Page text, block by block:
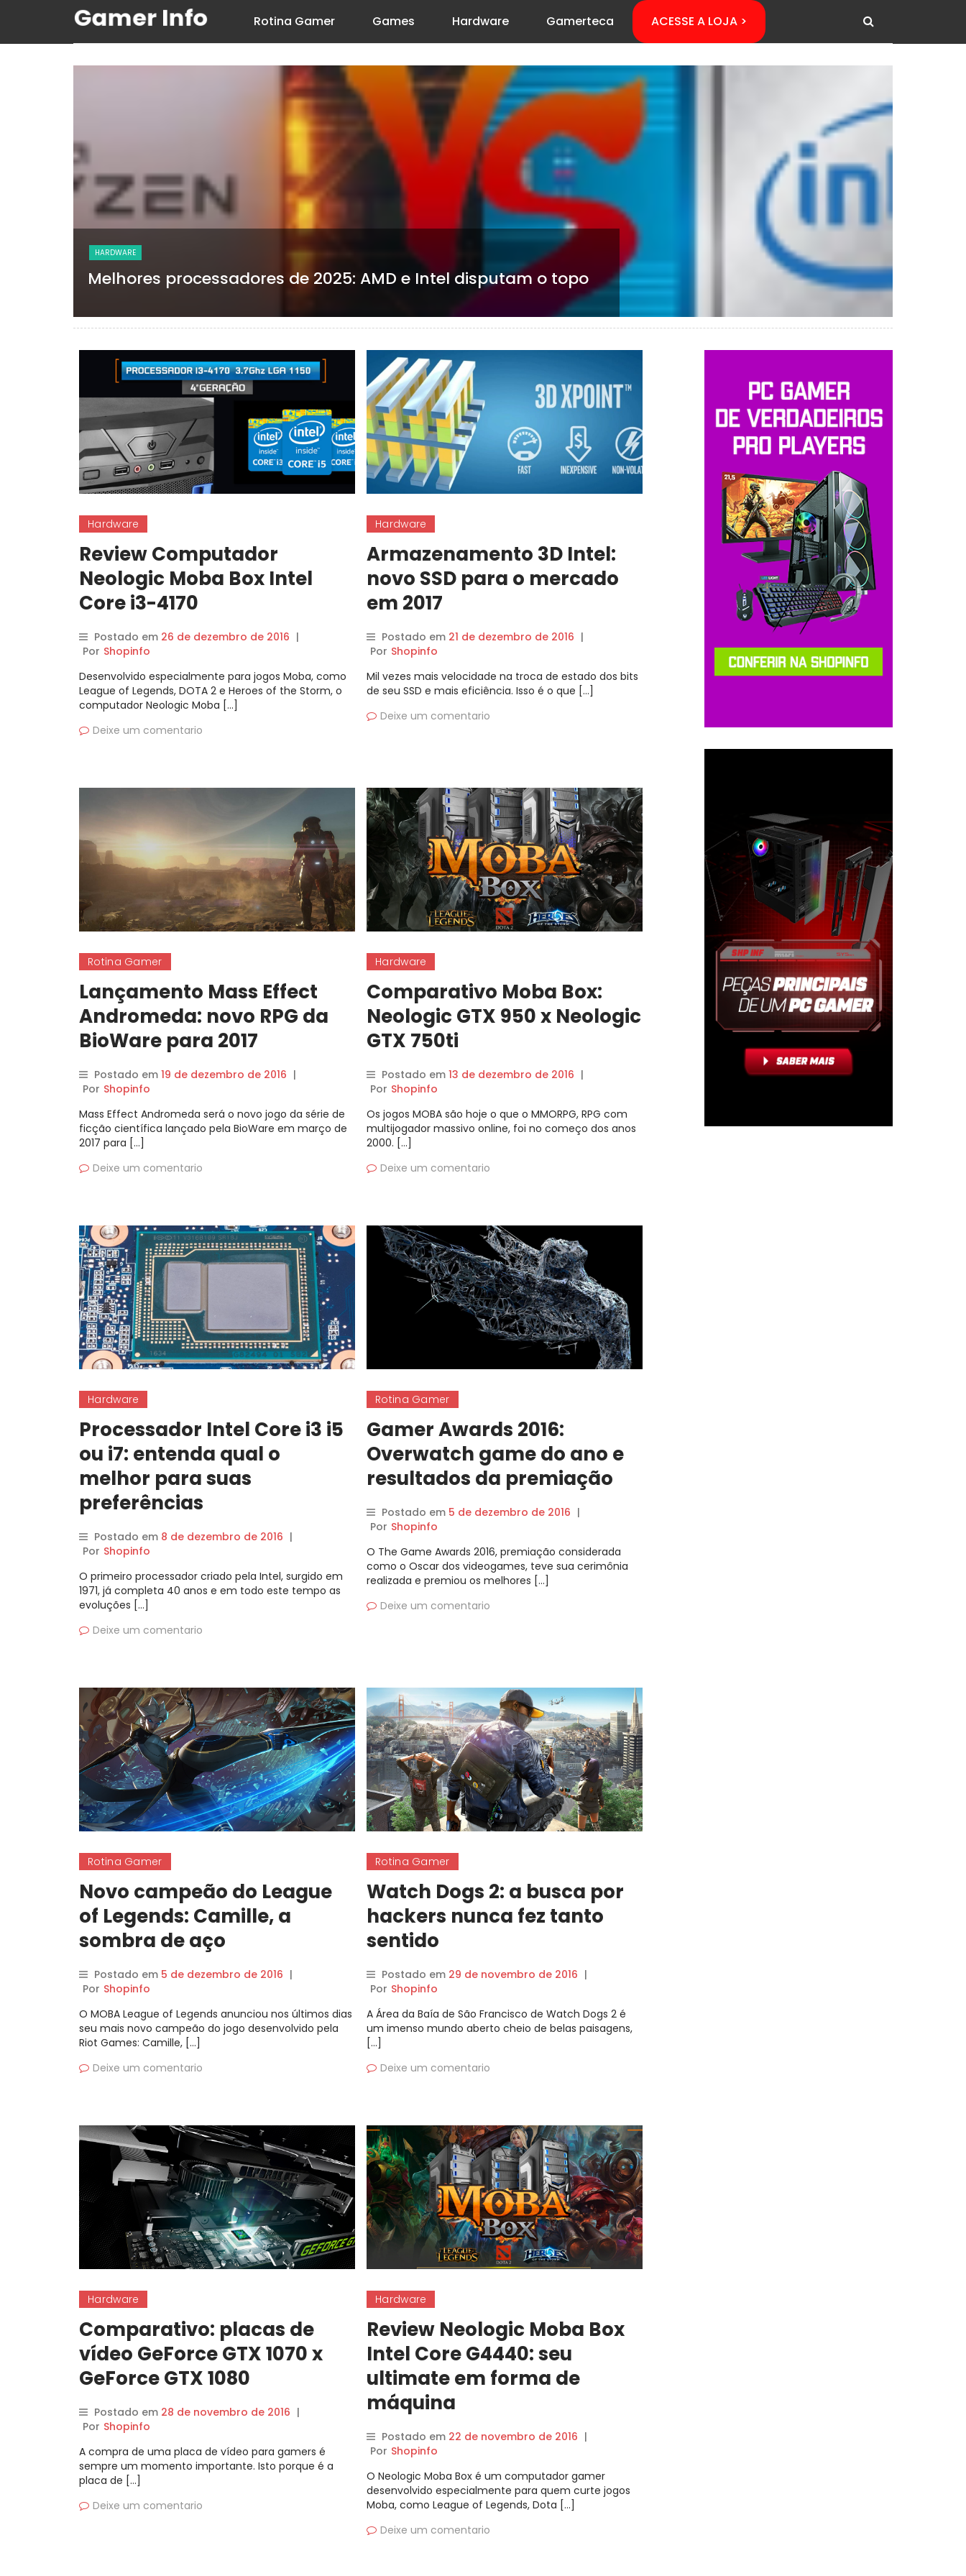
Rotina Gamer Games Hardware Gamerteca ACESSE A LOJA >
HARDWARE
Melhores processadores de 2025: AMD e Intel disputam o topo
Hardware
Review Computador
Neologic Moba Box Intel
Core i3-4170
Postado em 26 de dezembro de 2016 |
Por Shopinfo
Desenvolvido especialmente para jogos Moba, como
League of Legends, DOTA 2 e Heroes of the Storm, o
computador Neologic Moba […]
Deixe um comentario
Hardware
Armazenamento 3D Intel:
novo SSD para o mercado
em 2017
Postado em 21 de dezembro de 2016 |
Por Shopinfo
Mil vezes mais velocidade na troca de estado dos bits
de seu SSD e mais eficiência. Isso é o que […]
Deixe um comentario
Rotina Gamer
Lançamento Mass Effect
Andromeda: novo RPG da
BioWare para 2017
Postado em 19 de dezembro de 2016 |
Por Shopinfo
Mass Effect Andromeda será o novo jogo da série de
ficção científica lançado pela BioWare em março de
2017 para […]
Deixe um comentario
Hardware
Comparativo Moba Box:
Neologic GTX 950 x Neologic
GTX 750ti
Postado em 13 de dezembro de 2016 |
Por Shopinfo
Os jogos MOBA são hoje o que o MMORPG, RPG com
multijogador massivo online, foi no começo dos anos
2000. […]
Deixe um comentario
Hardware
Processador Intel Core i3 i5
ou i7: entenda qual o
melhor para suas
preferências
Postado em 8 de dezembro de 2016 |
Por Shopinfo
O primeiro processador criado pela Intel, surgido em
1971, já completa 40 anos e em todo este tempo as
evoluções […]
Deixe um comentario
Rotina Gamer
Gamer Awards 2016:
Overwatch game do ano e
resultados da premiação
Postado em 5 de dezembro de 2016 |
Por Shopinfo
O The Game Awards 2016, premiação considerada
como o Oscar dos videogames, teve sua cerimônia
realizada e premiou os melhores […]
Deixe um comentario
Rotina Gamer
Novo campeão do League
of Legends: Camille, a
sombra de aço
Postado em 5 de dezembro de 2016 |
Por Shopinfo
O MOBA League of Legends anunciou nos últimos dias
seu mais novo campeão do jogo desenvolvido pela
Riot Games: Camille, […]
Deixe um comentario
Rotina Gamer
Watch Dogs 2: a busca por
hackers nunca fez tanto
sentido
Postado em 29 de novembro de 2016 |
Por Shopinfo
A Área da Baía de São Francisco de Watch Dogs 2 é
um imenso mundo aberto cheio de belas paisagens,
[…]
Deixe um comentario
Hardware
Comparativo: placas de
vídeo GeForce GTX 1070 x
GeForce GTX 1080
Postado em 28 de novembro de 2016 |
Por Shopinfo
A compra de uma placa de vídeo para gamers é
sempre um momento importante. Isto porque é a
placa de […]
Deixe um comentario
Hardware
Review Neologic Moba Box
Intel Core G4440: seu
ultimate em forma de
máquina
Postado em 22 de novembro de 2016 |
Por Shopinfo
O Neologic Moba Box é um computador gamer
desenvolvido especialmente para quem curte jogos
Moba, como League of Legends, Dota […]
Deixe um comentario